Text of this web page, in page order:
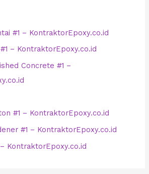
#1 – KontraktorEpoxy.co.id
– KontraktorEpoxy.co.id
Concrete #1 –
#1 – KontraktorEpoxy.co.id
#1 – KontraktorEpoxy.co.id
KontraktorEpoxy.co.id